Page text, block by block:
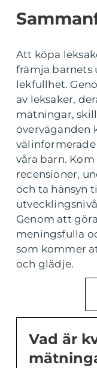
Att köpa
främja barnets
lekfullhet.
av leksaker,
mätningar,
överväganden
våra barn.
recensioner,
och ta hänsyn
Genom att
meningsfulla
som kommer
och glädje.
Vad är